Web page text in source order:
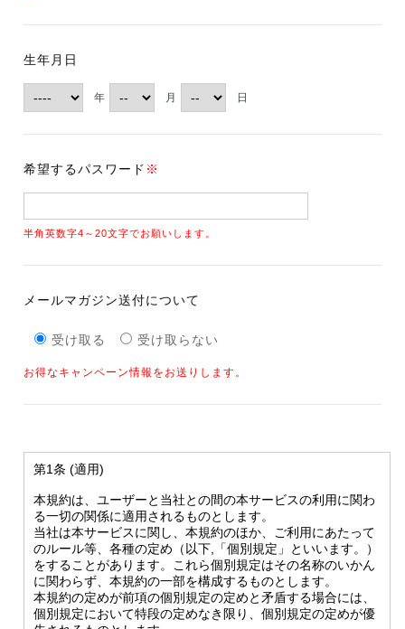
生年月日
年 月 日
希望するパスワード ※
半角英数字4～20文字でお願いします。
メールマガジン送付について
受け取る 受け取らない
お得なキャンペーン情報をお送りします。